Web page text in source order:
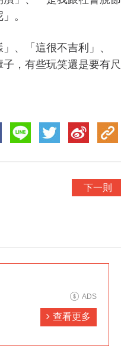
。
、「這很不吉利」、
，有些玩笑還是要有尺
下一則
ADS
查看更多